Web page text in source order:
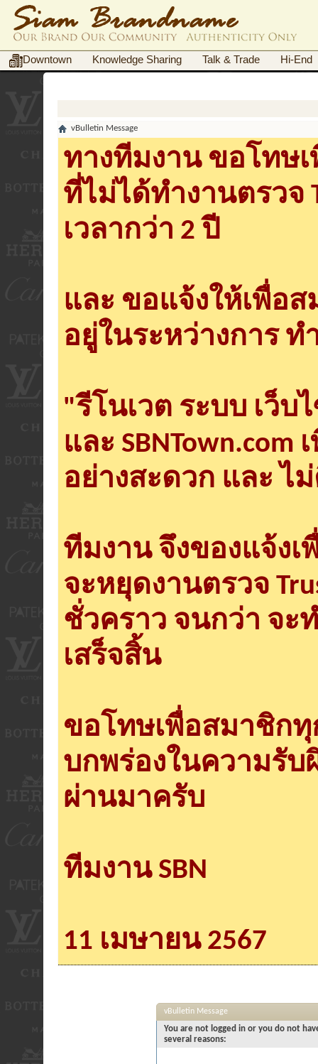
Downtown Knowledge Sharing Talk & Trade Hi-End
vBulletin Message
ทางทีมงาน ขอโทษ
ที่ไม่ได้ทำงานตรวจ
เวลากว่า 2 ปี
และ ขอแจ้งให้เพื่อ
อยู่ในระหว่างการ ท
"รีโนเวต ระบบ เว็บ
และ
อย่างสะดวก และ ไ
ทีมงาน จึงของแจ้ง
จะหยุดงานตรวจ
ชั่วคราว จนกว่า จะ
เสร็จสิ้น
ขอโทษเพื่อสมาชิก
บกพร่องในความรั
ผ่านมาครับ
ทีมงาน SBN
11 เมษายน 2567
vBulletin Message
You are not logged in or you do not
several reasons: